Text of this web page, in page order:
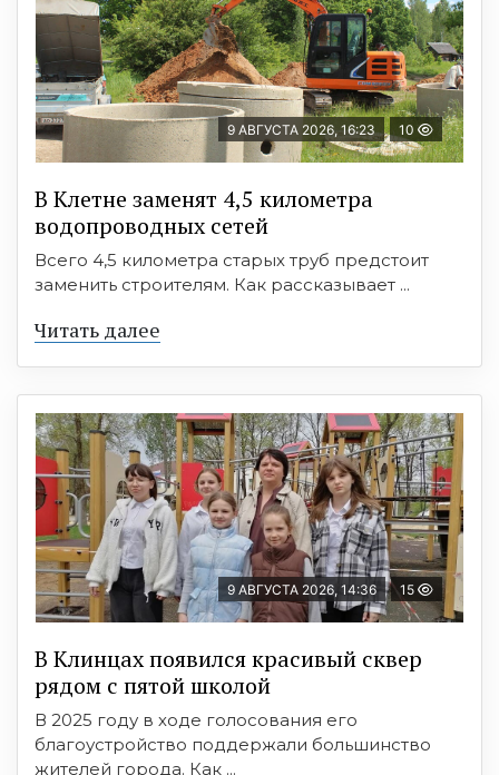
9 АВГУСТА 2026, 16:23 10
В Клетне заменят 4,5 километра
водопроводных сетей
Всего 4,5 километра старых труб предстоит
заменить строителям. Как рассказывает ...
Читать далее
9 АВГУСТА 2026, 14:36 15
В Клинцах появился красивый сквер
рядом с пятой школой
В 2025 году в ходе голосования его
благоустройство поддержали большинство
жителей города. Как ...